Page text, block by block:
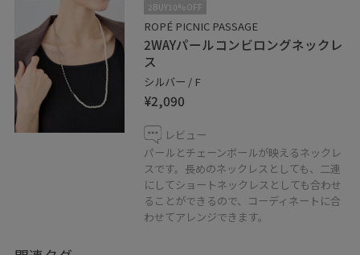
2BUY10%OFF
ROPÉ PICNIC PASSAGE
2WAYパールコンビロングネックレ
ス
シルバー / F
¥2,090
レビュー
パールとチェーンボールが映えるネックレ
スです。長めのネックレスとしても、二連
にしてショートネックレスとしても合わせ
ることができるので、コーディネートに合
わせてアレンジできます。